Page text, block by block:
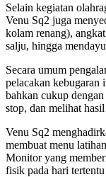
Selain kegiatan
Venu Sq2 juga
kolam renang),
salju, hingga
Secara umum
pelacakan kebugaran
bahkan cukup
stop, dan melihat
Venu Sq2
membuat menu
Monitor yang
fisik pada hari